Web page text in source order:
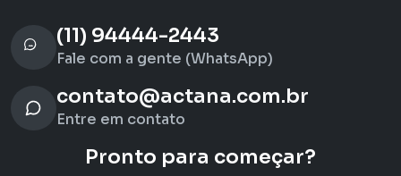
(11) 94444-2443
Fale com a gente (WhatsApp)
contato@actana.com.br
Entre em contato
Pronto para começar?